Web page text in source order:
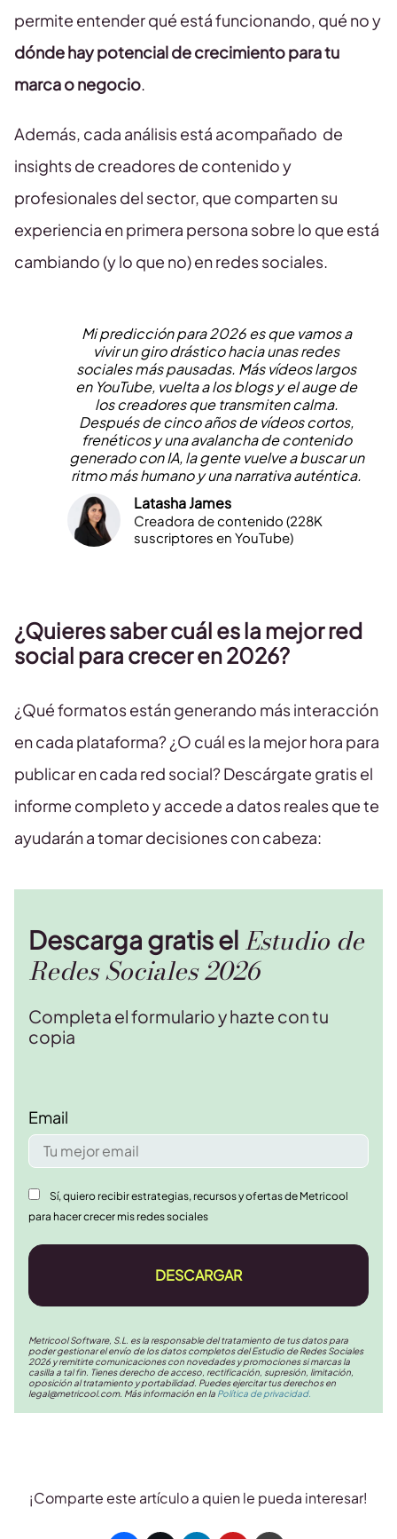
permite entender qué está funcionando, qué no y
dónde hay potencial de crecimiento para tu
marca o negocio.
Además, cada análisis está acompañado de
insights de creadores de contenido y
profesionales del sector, que comparten su
experiencia en primera persona sobre lo que está
cambiando (y lo que no) en redes sociales.
Mi predicción para 2026 es que vamos a
vivir un giro drástico hacia unas redes
sociales más pausadas. Más vídeos largos
en YouTube, vuelta a los blogs y el auge de
los creadores que transmiten calma.
Después de cinco años de vídeos cortos,
frenéticos y una avalancha de contenido
generado con IA, la gente vuelve a buscar un
ritmo más humano y una narrativa auténtica.
Latasha James
Creadora de contenido (228K
suscriptores en YouTube)
¿Quieres saber cuál es la mejor red
social para crecer en 2026?
¿Qué formatos están generando más interacción
en cada plataforma? ¿O cuál es la mejor hora para
publicar en cada red social? Descárgate gratis el
informe completo y accede a datos reales que te
ayudarán a tomar decisiones con cabeza:
Descarga gratis el Estudio de
Redes Sociales 2026
Completa el formulario y hazte con tu
copia
Email
Sí, quiero recibir estrategias, recursos y ofertas de Metricool
para hacer crecer mis redes sociales
DESCARGAR
Metricool Software, S.L. es la responsable del tratamiento de tus datos para
poder gestionar el envío de los datos completos del Estudio de Redes Sociales
2026 y remitirte comunicaciones con novedades y promociones si marcas la
casilla a tal fin. Tienes derecho de acceso, rectificación, supresión, limitación,
oposición al tratamiento y portabilidad. Puedes ejercitar tus derechos en
legal@metricool.com. Más información en la Política de privacidad.
¡Comparte este artículo a quien le pueda interesar!